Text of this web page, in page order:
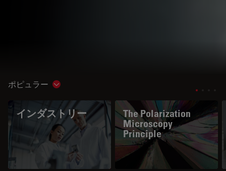
ポピュラー Show subnavigation
インダストリー
The Polarization
Microscopy
Principle